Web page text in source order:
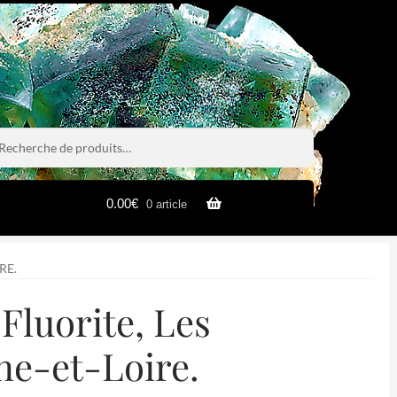
0.00€ 0 article
Les
et-Loire.